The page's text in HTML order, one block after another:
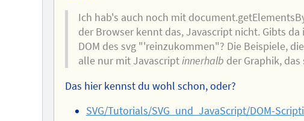
Ich hab's auch noch mit
der Browser kennt das, Javascript nicht. Gibts
DOM des svg "'reinzukommen"? Die Beispiele,
alle nur mit Javascriptinnerhalb der Graphik,
Das hier kennst du wohl schon, oder?
SVG/Tutorials/SVG_und_JavaScript/DOM-